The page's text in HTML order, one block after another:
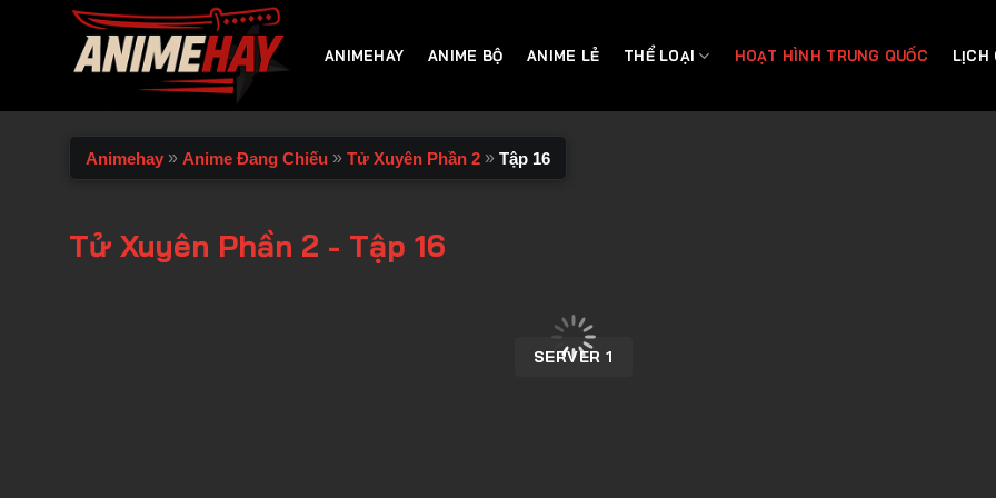
ANIMEHAY ANIME BỘ ANIME LẺ THỂ LOẠI HOẠT HÌNH TRUNG QUỐC LỊCH
Animehay » Anime Đang Chiếu » Tử Xuyên Phần 2 » Tập 16
Tử Xuyên Phần 2 - Tập 16
SERVER 1